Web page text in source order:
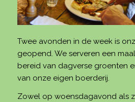
Twee avonden in de week is
geopend. We serveren een
bereid van dagverse groenten
van onze eigen boerderij.
Zowel op woensdagavond als